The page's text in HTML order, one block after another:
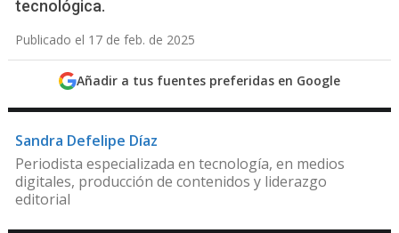
tecnológica.
Publicado el 17 de feb. de 2025
Añadir a tus fuentes preferidas en Google
Sandra Defelipe Díaz
Periodista especializada en tecnología, en medios
digitales, producción de contenidos y liderazgo
editorial